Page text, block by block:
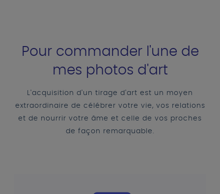
Pour commander l'une de
mes photos d'art
L'acquisition d'un tirage d'art est un moyen
extraordinaire de célébrer votre vie, vos relations
et de nourrir votre âme et celle de vos proches
de façon remarquable.